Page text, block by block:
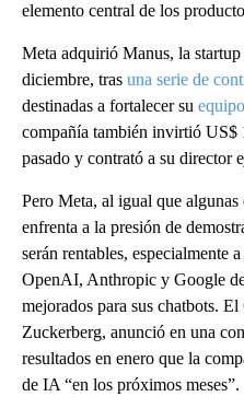
elemento central de los
Meta adquirió Manus, la
diciembre, tras una serie de
destinadas a fortalecer su
compañía también invirtió US$
pasado y contrató a su director
Pero Meta, al igual que algunas
enfrenta a la presión de
serán rentables, especialmente
OpenAI, Anthropic y Google
mejorados para sus chatbots.
Zuckerberg, anunció en una
resultados en enero que la
de IA “en los próximos meses”.